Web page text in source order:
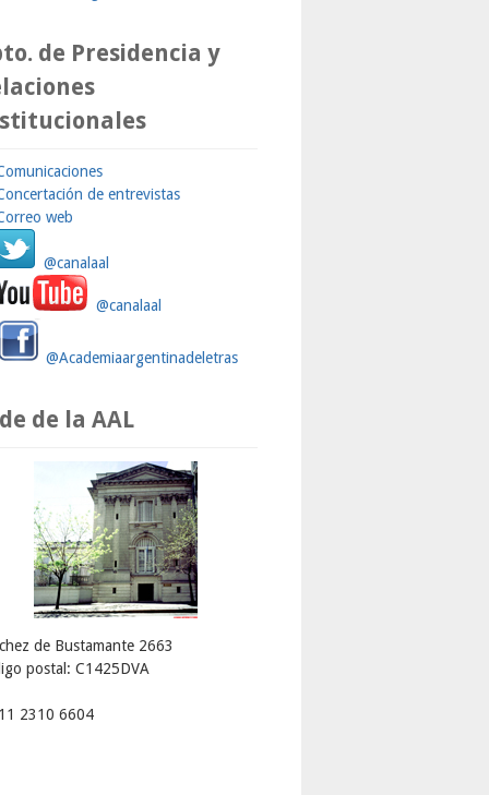
de Presidencia y
de entrevistas
web
@canalaal
@canalaal
@Academiaargentinadeletras
de la AAL
de Bustamante 2663
postal: C1425DVA
2310 6604